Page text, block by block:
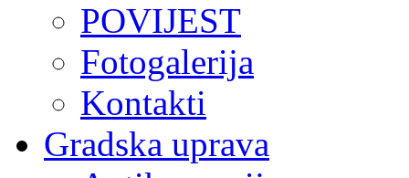
POVIJEST
Fotogalerija
Kontakti
Gradska uprava